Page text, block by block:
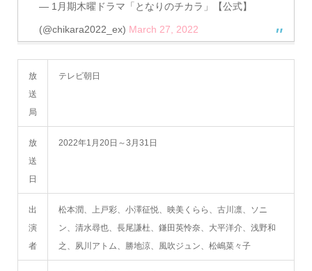
— 1月期木曜ドラマ「となりのチカラ」【公式】
(@chikara2022_ex) March 27, 2022
放
送
局
テレビ朝日
放
送
日
2022年1月20日～3月31日
出
演
者
松本潤、上戸彩、小澤征悦、映美くらら、古川凛、ソニ
ン、清水尋也、長尾謙杜、鎌田英怜奈、大平洋介、浅野和
之、夙川アトム、勝地涼、風吹ジュン、松嶋菜々子